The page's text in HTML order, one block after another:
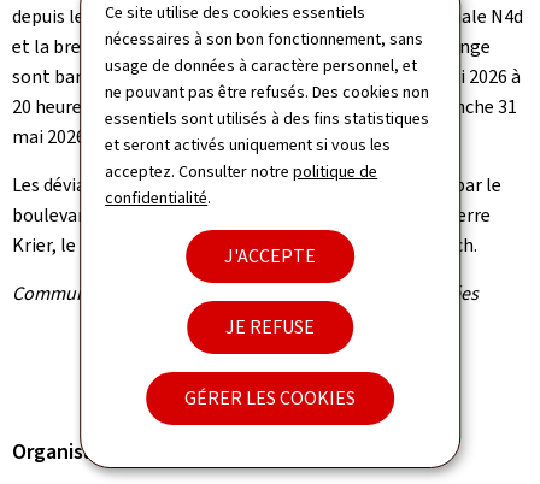
Ce site utilise des cookies essentiels
nécessaires à son bon fonctionnement, sans
usage de données à caractère personnel, et
ne pouvant pas être refusés. Des cookies non
essentiels sont utilisés à des fins statistiques
et seront activés uniquement si vous les
acceptez. Consulter notrepolitique de
confidentialité.
J'ACCEPTE
JE REFUSE
GÉRER LES COOKIES
depuis le mardi 26 mai 2026. À cet effet, la route nationale N4d
et la bretelle jonction Lankelz de Raemerich vers Pétange
sont barrés. Initialement prévu jusqu'au samedi, 30 mai 2026 à
20 heures, ce barrage durera finalement jusqu'au dimanche 31
mai 2026 vers 17 heures.
Les déviations sont signalées et passent notamment par le
boulevard Grande-Duchesse Charlotte, le boulevard Pierre
Krier, le boulevard Charles de Gaulle et la rue Henri Koch.
Communiqué par l'Administration des ponts et chaussées
Organisation